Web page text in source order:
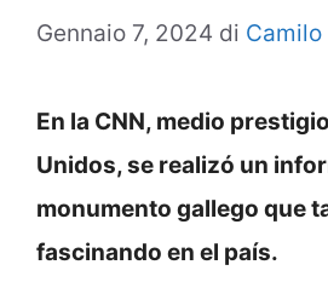
Gennaio 7, 2024 di
En la CNN, medio
Unidos, se realizó un
monumento gallego que
fascinando en el país.